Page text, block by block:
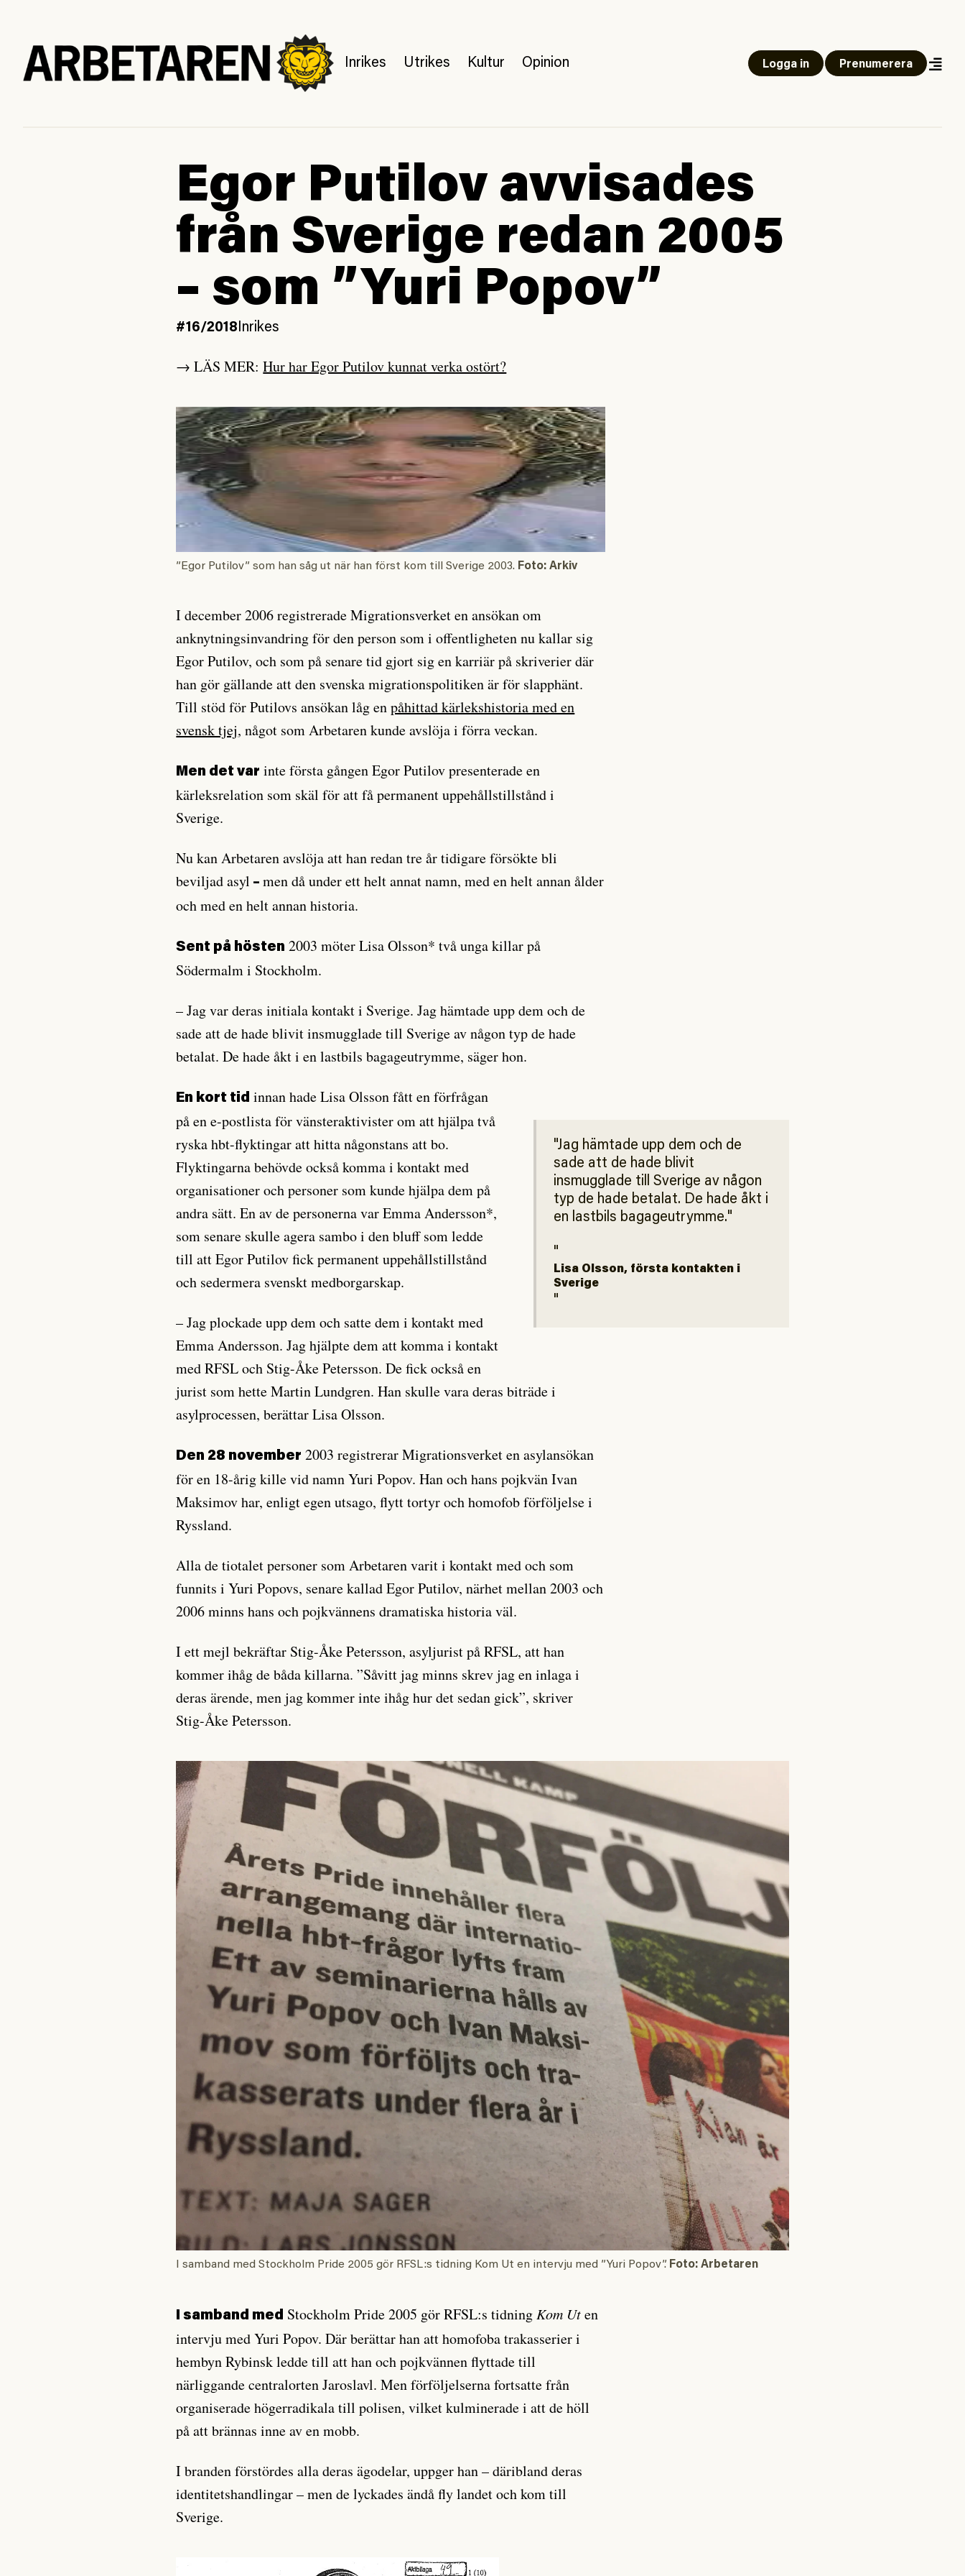
Inrikes Utrikes Kultur Opinion Logga in Prenumerera
Egor Putilov avvisades
från Sverige redan 2005
– som ”Yuri Popov”
#16/2018Inrikes
→ LÄS MER:Hur har Egor Putilov kunnat verka ostört?
”Egor Putilov” som han såg ut när han först kom till Sverige 2003. Foto: Arkiv
I december 2006 registrerade Migrationsverket en ansökan om
anknytningsinvandring för den person som i offentligheten nu kallar sig
Egor Putilov, och som på senare tid gjort sig en karriär på skriverier där
han gör gällande att den svenska migrationspolitiken är för slapphänt.
Till stöd för Putilovs ansökan låg enpåhittad kärlekshistoria med en
svensk tjej, något som Arbetaren kunde avslöja i förra veckan.
Men det var inte första gången Egor Putilov presenterade en
kärleksrelation som skäl för att få permanent uppehållstillstånd i
Sverige.
Nu kan Arbetaren avslöja att han redan tre år tidigare försökte bli
beviljad asyl –men då under ett helt annat namn, med en helt annan ålder
och med en helt annan historia.
Sent på hösten 2003 möter Lisa Olsson* två unga killar på
Södermalm i Stockholm.
– Jag var deras initiala kontakt i Sverige. Jag hämtade upp dem och de
sade att de hade blivit insmugglade till Sverige av någon typ de hade
betalat. De hade åkt i en lastbils bagageutrymme, säger hon.
Jag hämtade upp dem och de
sade att de hade blivit
insmugglade till Sverige av någon
typ de hade betalat. De hade åkt i
en lastbils bagageutrymme.
Lisa Olsson, första kontakten i
Sverige
En kort tid innan hade Lisa Olsson fått en förfrågan
på en e-postlista för vänsteraktivister om att hjälpa två
ryska hbt-flyktingar att hitta någonstans att bo.
Flyktingarna behövde också komma i kontakt med
organisationer och personer som kunde hjälpa dem på
andra sätt. En av de personerna var Emma Andersson*,
som senare skulle agera sambo i den bluff som ledde
till att Egor Putilov fick permanent uppehållstillstånd
och sedermera svenskt medborgarskap.
– Jag plockade upp dem och satte dem i kontakt med
Emma Andersson. Jag hjälpte dem att komma i kontakt
med RFSL och Stig-Åke Petersson. De fick också en
jurist som hette Martin Lundgren. Han skulle vara deras biträde i
asylprocessen, berättar Lisa Olsson.
Den 28 november 2003 registrerar Migrationsverket en asylansökan
för en 18-årig kille vid namn Yuri Popov. Han och hans pojkvän Ivan
Maksimov har, enligt egen utsago, flytt tortyr och homofob förföljelse i
Ryssland.
Alla de tiotalet personer som Arbetaren varit i kontakt med och som
funnits i Yuri Popovs, senare kallad Egor Putilov, närhet mellan 2003 och
2006 minns hans och pojkvännens dramatiska historia väl.
I ett mejl bekräftar Stig-Åke Petersson, asyljurist på RFSL, att han
kommer ihåg de båda killarna. ”Såvitt jag minns skrev jag en inlaga i
deras ärende, men jag kommer inte ihåg hur det sedan gick”, skriver
Stig-Åke Petersson.
I samband med Stockholm Pride 2005 gör RFSL:s tidning Kom Ut en intervju med ”Yuri Popov”. Foto: Arbetaren
I samband med Stockholm Pride 2005 gör RFSL:s tidningKom Uten
intervju med Yuri Popov. Där berättar han att homofoba trakasserier i
hembyn Rybinsk ledde till att han och pojkvännen flyttade till
närliggande centralorten Jaroslavl. Men förföljelserna fortsatte från
organiserade högerradikala till polisen, vilket kulminerade i att de höll
på att brännas inne av en mobb.
I branden förstördes alla deras ägodelar, uppger han – däribland deras
identitetshandlingar – men de lyckades ändå fly landet och kom till
Sverige.